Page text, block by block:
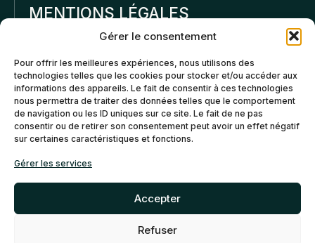
Gérer le consentement
Pour offrir les meilleures expériences, nous utilisons des
technologies telles que les cookies pour stocker et/ou accéder aux
informations des appareils. Le fait de consentir à ces technologies
nous permettra de traiter des données telles que le comportement
de navigation ou les ID uniques sur ce site. Le fait de ne pas
consentir ou de retirer son consentement peut avoir un effet négatif
sur certaines caractéristiques et fonctions.
Gérer les services
Accepter
Refuser
MENTIONS LÉGALES
Politique de
confidentialité
Politiques d’annulation et
de remboursement
Politique de cookies (CA)
©2026 Réseau Capital. Tous